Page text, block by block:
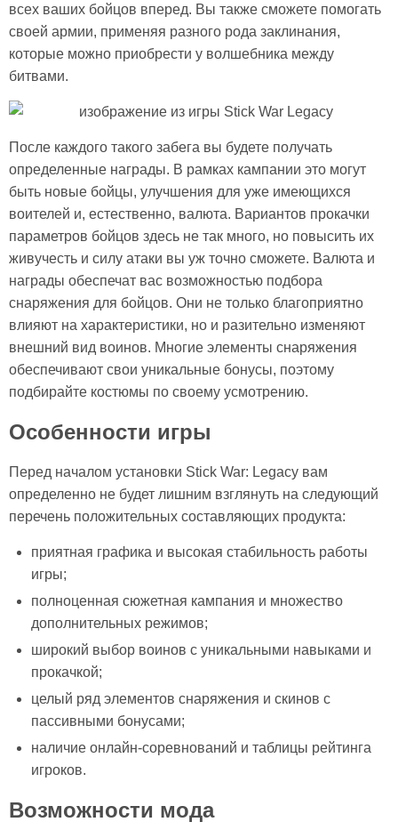
всех ваших бойцов вперед. Вы также сможете помогать
своей армии, применяя разного рода заклинания,
которые можно приобрести у волшебника между
битвами.
После каждого такого забега вы будете получать
определенные награды. В рамках кампании это могут
быть новые бойцы, улучшения для уже имеющихся
воителей и, естественно, валюта. Вариантов прокачки
параметров бойцов здесь не так много, но повысить их
живучесть и силу атаки вы уж точно сможете. Валюта и
награды обеспечат вас возможностью подбора
снаряжения для бойцов. Они не только благоприятно
влияют на характеристики, но и разительно изменяют
внешний вид воинов. Многие элементы снаряжения
обеспечивают свои уникальные бонусы, поэтому
подбирайте костюмы по своему усмотрению.
Особенности игры
Перед началом установки Stick War: Legacy вам
определенно не будет лишним взглянуть на следующий
перечень положительных составляющих продукта:
приятная графика и высокая стабильность работы
игры;
полноценная сюжетная кампания и множество
дополнительных режимов;
широкий выбор воинов с уникальными навыками и
прокачкой;
целый ряд элементов снаряжения и скинов с
пассивными бонусами;
наличие онлайн-соревнований и таблицы рейтинга
игроков.
Возможности мода